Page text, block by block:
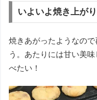
いよいよ焼き上がり
焼きあがったようなの
う。あたりには甘い美
べたい！